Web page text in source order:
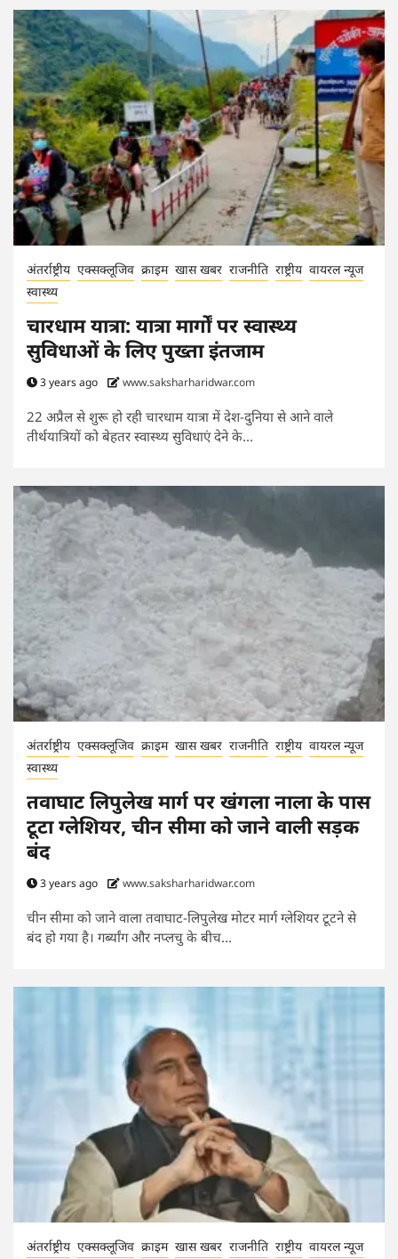
अंतर्राष्ट्रीय एक्सक्लूजिव क्राइम खास खबर राजनीति राष्ट्रीय वायरल न्यूज
स्वास्थ्य
चारधाम यात्रा: यात्रा मार्गों पर स्वास्थ्य
सुविधाओं के लिए पुख्ता इंतजाम
3 years ago www.saksharharidwar.com
22 अप्रैल से शुरू हो रही चारधाम यात्रा में देश-दुनिया से आने वाले
तीर्थयात्रियों को बेहतर स्वास्थ्य सुविधाएं देने के...
अंतर्राष्ट्रीय एक्सक्लूजिव क्राइम खास खबर राजनीति राष्ट्रीय वायरल न्यूज
स्वास्थ्य
तवाघाट लिपुलेख मार्ग पर खंगला नाला के पास
टूटा ग्लेशियर, चीन सीमा को जाने वाली सड़क
बंद
3 years ago www.saksharharidwar.com
चीन सीमा को जाने वाला तवाघाट-लिपुलेख मोटर मार्ग ग्लेशियर टूटने से
बंद हो गया है। गर्ब्यांग और नप्लचु के बीच...
अंतर्राष्ट्रीय एक्सक्लूजिव क्राइम खास खबर राजनीति राष्ट्रीय वायरल न्यूज